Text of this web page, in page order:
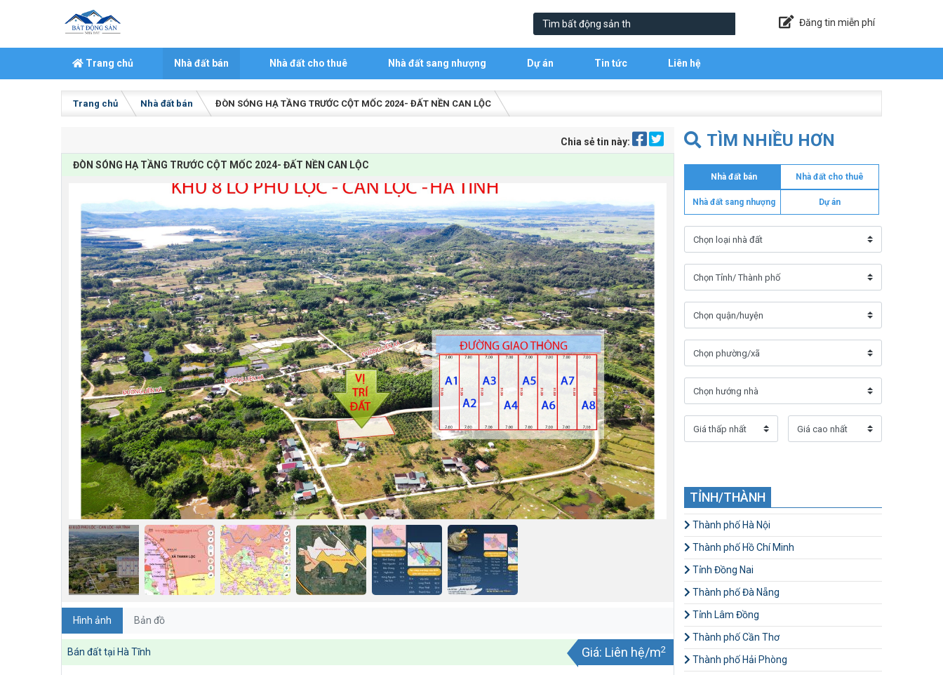
Đăng tin miễn phí
Trang chủ Nhà đất bán Nhà đất cho thuê Nhà đất sang nhượng Dự án Tin tức Liên hệ
Trang chủ Nhà đất bán ĐÒN SÓNG HẠ TẦNG TRƯỚC CỘT MỐC 2024- ĐẤT NỀN CAN LỘC
Chia sẻ tin này:
ĐÒN SÓNG HẠ TẦNG TRƯỚC CỘT MỐC 2024- ĐẤT NỀN CAN LỘC
Hình ảnh Bản đồ
Bán đất tại Hà Tĩnh Giá: Liên hệ/m2
TÌM NHIỀU HƠN
Nhà đất bán Nhà đất cho thuê
Nhà đất sang nhượng Dự án
TỈNH/THÀNH
Thành phố Hà Nội
Thành phố Hồ Chí Minh
Tỉnh Đồng Nai
Thành phố Đà Nẵng
Tỉnh Lâm Đồng
Thành phố Cần Thơ
Thành phố Hải Phòng